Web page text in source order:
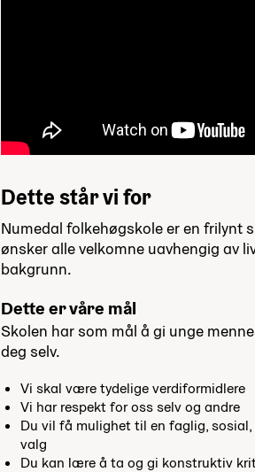
Dette står vi for
Numedal folkehøgskole er en frilynt
ønsker alle velkomne uavhengig av
bakgrunn.
Dette er våre mål
Skolen har som mål å gi unge
deg selv.
Vi skal være tydelige verdiformidlere
Vi har respekt for oss selv og andre
Du vil få mulighet til en faglig,
valg
Du kan lære å ta og gi konstruktiv